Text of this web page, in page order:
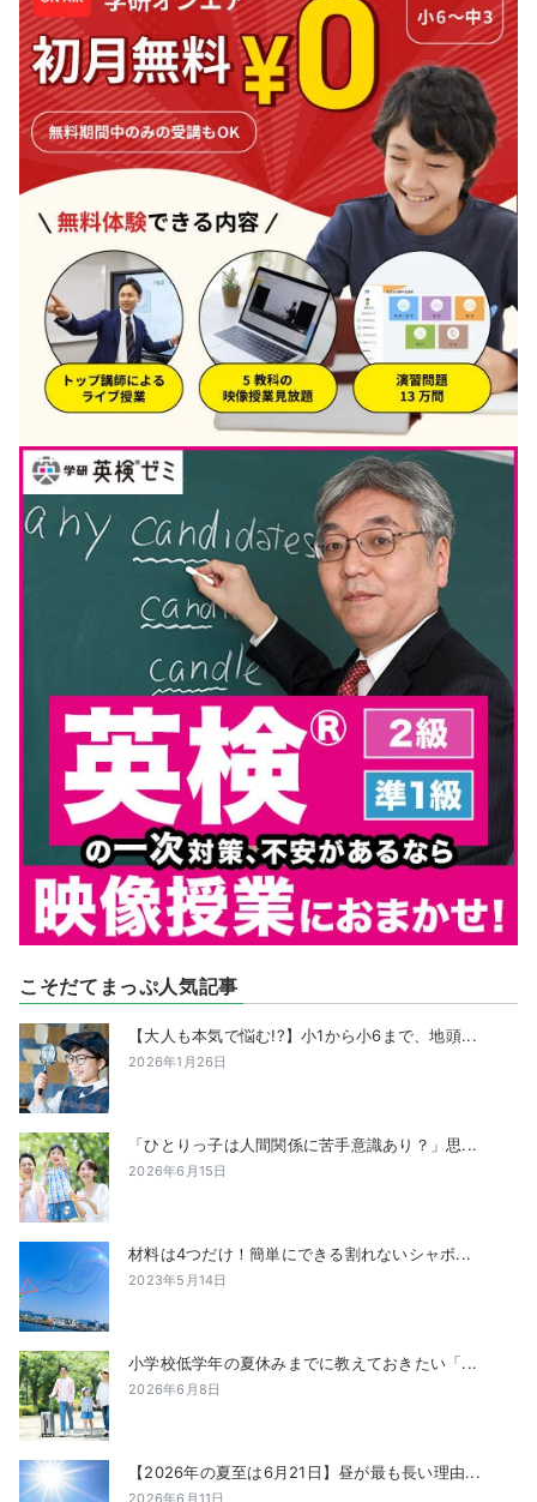
こそだてまっぷ人気記事
【大人も本気で悩む!?】小1から小6まで、地頭...
2026年1月26日
「ひとりっ子は人間関係に苦手意識あり？」思...
2026年6月15日
材料は4つだけ！簡単にできる割れないシャボ...
2023年5月14日
小学校低学年の夏休みまでに教えておきたい「...
2026年6月8日
【2026年の夏至は6月21日】昼が最も長い理由...